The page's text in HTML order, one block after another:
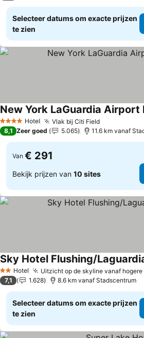
Selecteer datums om exacte prijzen
te zien
4 SterrenHotel Vlak bij Citi FieldPrijzen
New York LaGuardia
8,1 Zeer goed 5.065 11.6 km vanaf
Van € 291
Bekijk prijzen van 10 sites
2 Sterren
Hotel Uitzicht op de skyline vanaf hogere
Sky Hotel Flushing/
7,1 1.628 8.6 km vanaf Stadscentrum
Selecteer datums om exacte prijzen
te zien